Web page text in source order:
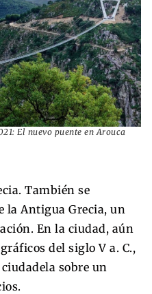
El nuevo puente en Arouca
También se
la Antigua Grecia, un
En la ciudad, aún
del siglo V a. C.,
sobre un